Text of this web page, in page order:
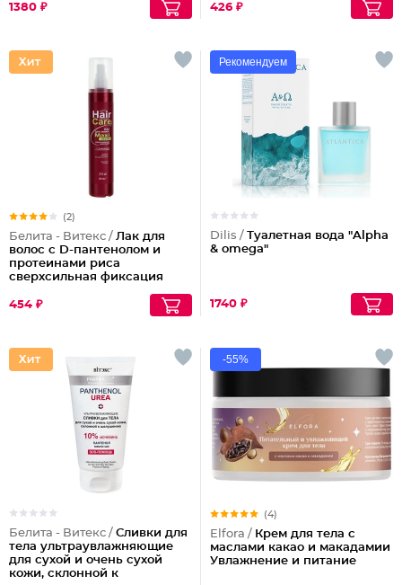
1380 ₽ 426 ₽
(2)
Белита - Витекс / Лак для
волос с D-пантенолом и
протеинами риса
сверхсильная фиксация
454 ₽
Рекомендуем
Dilis / Туалетная вода "Alpha
& omega"
1740 ₽
Белита - Витекс / Сливки для
тела ультраувлажняющие
для сухой и очень сухой
кожи, склонной к
-55%
(4)
Elfora / Крем для тела с
маслами какао и макадамии
Увлажнение и питание